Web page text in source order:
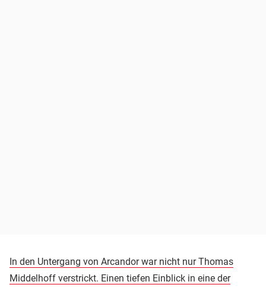
In den Untergang von Arcandor war nicht nur Thomas
Middelhoff verstrickt. Einen tiefen Einblick in eine der